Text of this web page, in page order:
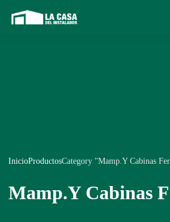
InicioProductosCategory "Mamp.Y Cabinas
Mamp.Y Cabinas